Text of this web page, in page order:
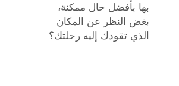
بها بأفضل حال ممكنة،
بغض النظر عن المكان
الذي تقودك إليه رحلتك؟